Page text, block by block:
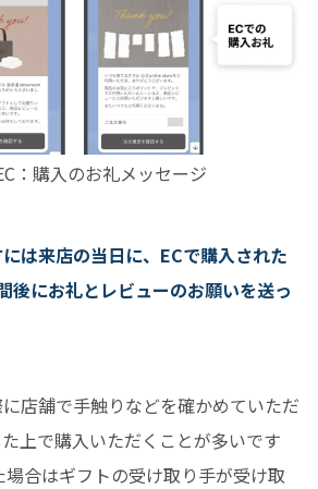
：購入のお礼メッセージ
は来店の当日に、ECで購入された
後にお礼とレビューのお願いを送っ
店舗で手触りなどを確かめていただ
上で購入いただくことが多いです
場合はギフトの受け取り手が受け取